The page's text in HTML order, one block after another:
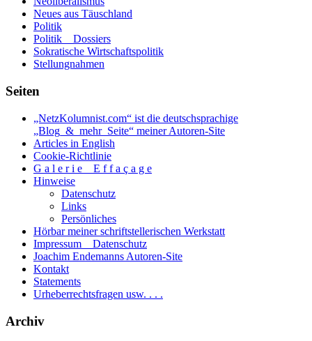
Neues aus Täuschland
Politik
Politik _ Dossiers
Sokratische Wirtschaftspolitik
Stellungnahmen
Seiten
„NetzKolumnist.com“ ist die deutschsprachige
„Blog_&_mehr_Seite“ meiner Autoren-Site
Articles in English
Cookie-Richtlinie
G a l e r i e _ E f f a ç a g e
Hinweise
Datenschutz
Links
Persönliches
Hörbar meiner schriftstellerischen Werkstatt
Impressum _ Datenschutz
Joachim Endemanns Autoren-Site
Kontakt
Statements
Urheberrechtsfragen usw. . . .
Archiv